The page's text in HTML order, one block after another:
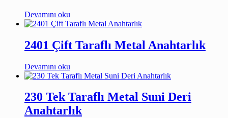
Devamını oku
2401 Çift Taraflı Metal Anahtarlık
Devamını oku
230 Tek Taraflı Metal Suni Deri
Anahtarlık